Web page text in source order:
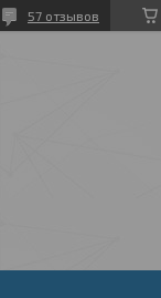
57 отзывов